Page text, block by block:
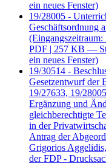
ein neues Fenster)
19/28005 -
Geschäftsordnung
PDF | 257 KB —
ein neues Fenster)
19/30514 -
Gesetzentwurf der
19/27633, 19/
Ergänzung und
gleichberechtigte
in der
Antrag der
Grigorios
der FDP -